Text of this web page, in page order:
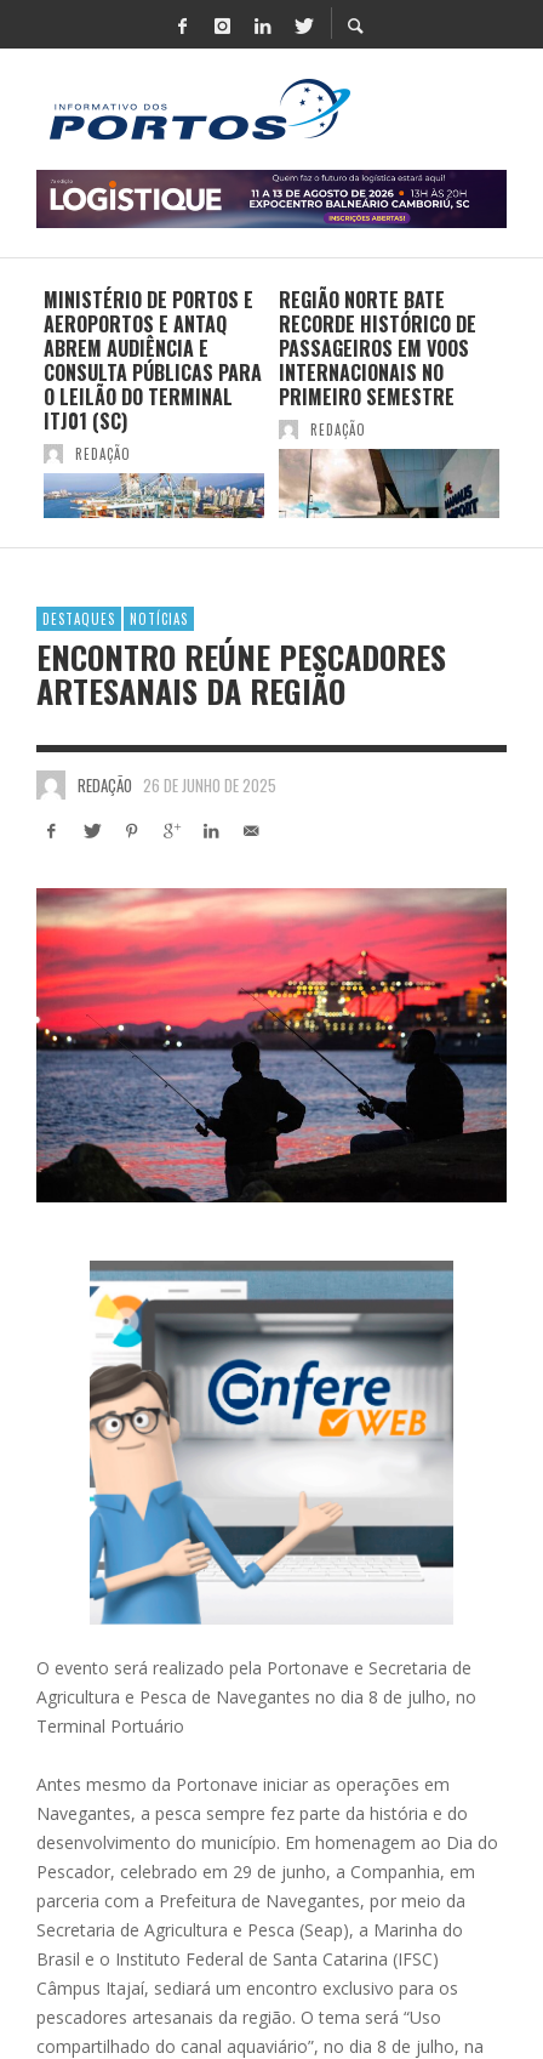
MINISTÉRIO DE PORTOS E
AEROPORTOS E ANTAQ
ABREM AUDIÊNCIA E
CONSULTA PÚBLICAS PARA
O LEILÃO DO TERMINAL
ITJ01 (SC)
REDAÇÃO
REGIÃO NORTE BATE
RECORDE HISTÓRICO DE
PASSAGEIROS EM VOOS
INTERNACIONAIS NO
PRIMEIRO SEMESTRE
REDAÇÃO
DESTAQUES NOTÍCIAS
ENCONTRO REÚNE PESCADORES
ARTESANAIS DA REGIÃO
REDAÇÃO 26 DE JUNHO DE 2025
O evento será realizado pela Portonave e Secretaria de
Agricultura e Pesca de Navegantes no dia 8 de julho, no
Terminal Portuário
Antes mesmo da Portonave iniciar as operações em
Navegantes, a pesca sempre fez parte da história e do
desenvolvimento do município. Em homenagem ao Dia do
Pescador, celebrado em 29 de junho, a Companhia, em
parceria com a Prefeitura de Navegantes, por meio da
Secretaria de Agricultura e Pesca (Seap), a Marinha do
Brasil e o Instituto Federal de Santa Catarina (IFSC)
Câmpus Itajaí, sediará um encontro exclusivo para os
pescadores artesanais da região. O tema será “Uso
compartilhado do canal aquaviário”, no dia 8 de julho, na